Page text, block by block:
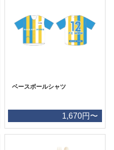
ベースボールシャツ
1,670円〜